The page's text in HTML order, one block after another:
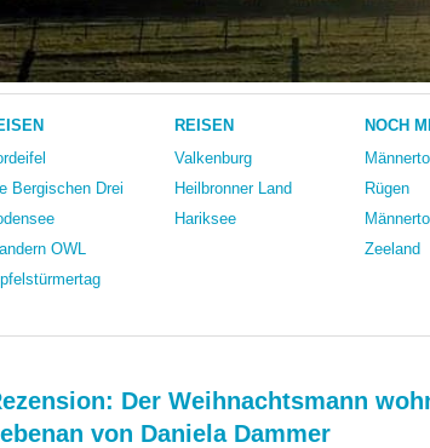
Bergischen Drei
OWL
REISEN
Valkenburg
Heilbronner Land
Hariksee
NOCH
Rügen
Zeeland
Der Weihnachtsmann
von Daniela Dammer